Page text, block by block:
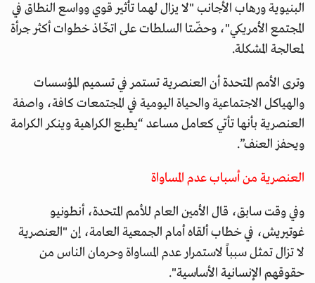
البنيوية ورهاب الأجانب "لا يزال لهما تأثير قوي وواسع النطاق في
المجتمع الأمريكي"، وحضّتا السلطات على اتخّاذ خطوات أكثر جرأة
لمعالجة المشكلة.
وترى الأمم المتحدة أن العنصرية تستمر في تسميم المؤسسات
والهياكل الاجتماعية والحياة اليومية في المجتمعات كافة، واصفة
العنصرية بأنها تأتي كعامل مساعد “يطبع الكراهية وينكر الكرامة
ويحفز العنف”.
العنصرية من أسباب عدم المساواة
وفي وقت سابق، قال الأمين العام للأمم المتحدة، أنطونيو
غوتيريش، في خطاب ألقاه أمام الجمعية العامة، إن "العنصرية
لا تزال تمثل سبباً لاستمرار عدم المساواة وحرمان الناس من
حقوقهم الإنسانية الأساسية".